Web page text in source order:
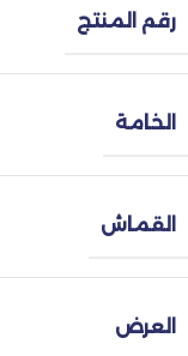
رقم المنتج
الخامة
القماش
العرض